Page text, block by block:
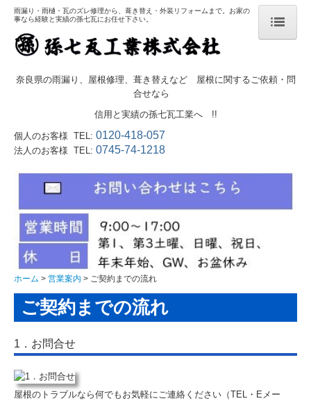
営業品目
葺き替えのメリット
ドローン屋根調査
瓦ガーデニング
太陽光発電
ご契約までの流れ
瓦雑貨・瓦の販売
瓦コースター
雨漏り・雨樋・瓦のズレ修理から、葺き替え・外装リフォームまで。お家の
事なら経験と実績の孫七瓦にお任せ下さい。
奈良県の雨漏り、屋根修理、葺き替えなど 屋根に関するご依頼・問
合せなら
信用と実績の孫七瓦工業へ !!
個人のお客様 TEL: 0120-418-057
法人のお客様 TEL: 0745-74-1218
ホーム 営業案内 ご契約までの流れ
ご契約までの流れ
1．お問合せ
屋根のトラブルなら何でもお気軽にご連絡ください（TEL・Eメー